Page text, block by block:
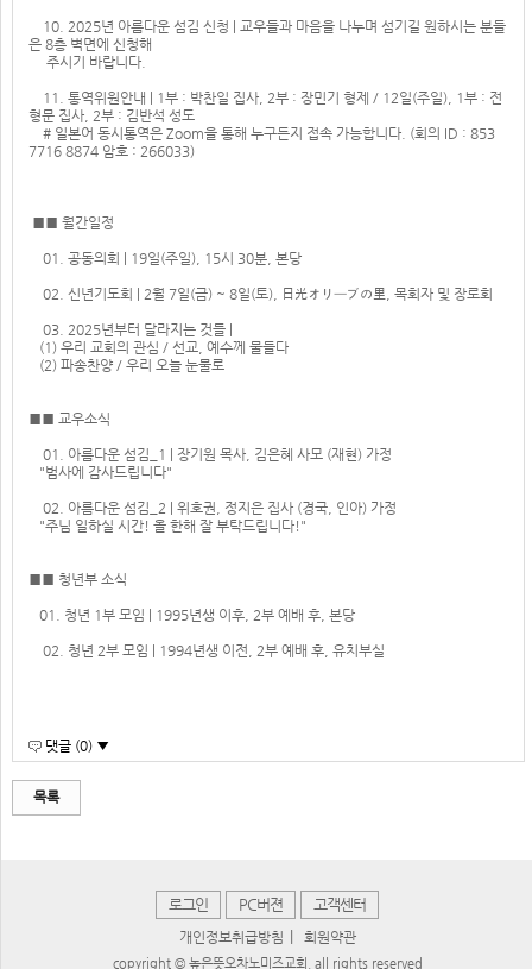
10. 2025년 아름다운 섬김 신청 | 교우들과 마음을 나누며 섬기길 원하시는 분들
은 8층 벽면에 신청해
주시기 바랍니다.
11. 통역위원안내 | 1부 : 박찬일 집사, 2부 : 장민기 형제 / 12일(주일), 1부 : 전
형문 집사, 2부 : 김반석 성도
# 일본어 동시통역은 Zoom을 통해 누구든지 접속 가능합니다. (회의 ID : 853
7716 8874 암호 : 266033)
■■ 월간일정
01. 공동의회 | 19일(주일), 15시 30분, 본당
02. 신년기도회 | 2월 7일(금) ~ 8일(토), 日光オリーブの里, 목회자 및 장로회
03. 2025년부터 달라지는 것들 |
(1) 우리 교회의 관심 / 선교, 예수께 물들다
(2) 파송찬양 / 우리 오늘 눈물로
■■ 교우소식
01. 아름다운 섬김_1 | 장기원 목사, 김은혜 사모 (재현) 가정
"범사에 감사드립니다"
02. 아름다운 섬김_2 | 위호권, 정지은 집사 (경국, 인아) 가정
"주님 일하실 시간! 올 한해 잘 부탁드립니다!"
■■ 청년부 소식
01. 청년 1부 모임 | 1995년생 이후, 2부 예배 후, 본당
02. 청년 2부 모임 | 1994년생 이전, 2부 예배 후, 유치부실
댓글 (0) ▼
목록
로그인 PC버젼 고객센터
개인정보취급방침 회원약관
copyright © 높은뜻오차노미즈교회. all rights reserved